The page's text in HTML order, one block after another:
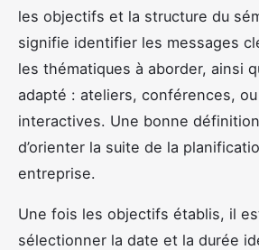
les objectifs et la structure du
signifie identifier les messages
les thématiques à aborder, ainsi
adapté : ateliers, conférences,
interactives. Une bonne
d’orienter la suite de la
entreprise.
Une fois les objectifs établis, il
sélectionner la date et la durée